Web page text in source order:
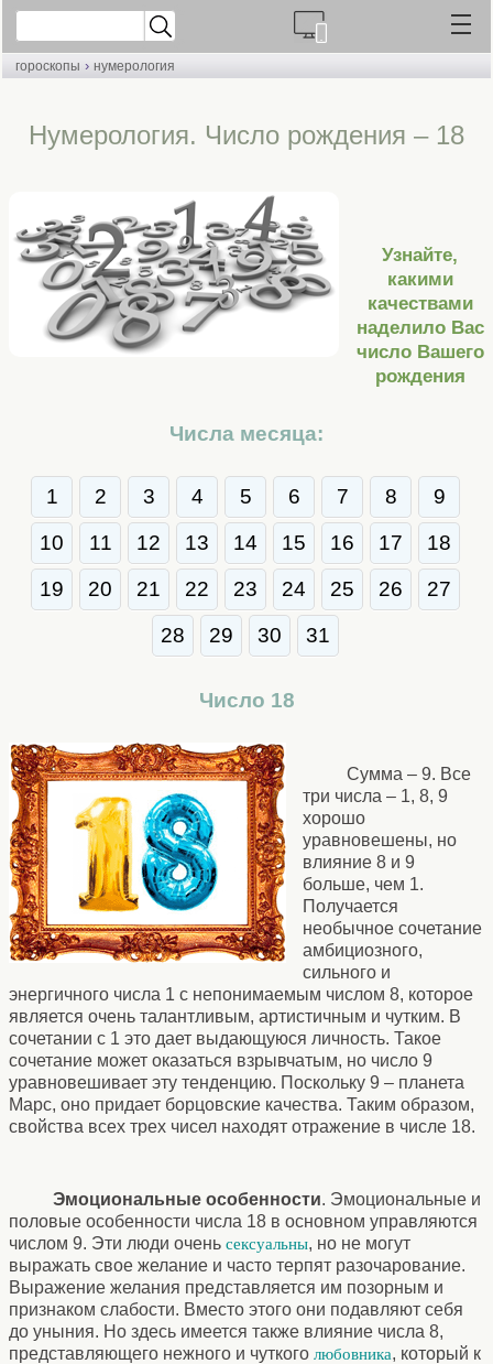
гороскопы › нумерология
Нумерология. Число рождения – 18
Узнайте,
какими
качествами
наделило Вас
число Вашего
рождения
Числа месяца:
1 2 3 4 5 6 7 8
9
10
11 12 13 14 15 16 17
18
19
20 21 22 23 24 25 26
27
28
29 30 31
Число 18
Сумма – 9. Все
три числа – 1, 8, 9
хорошо
уравновешены, но
влияние 8 и 9
больше, чем 1.
Получается
необычное сочетание
амбициозного,
сильного и
энергичного числа 1 с непонимаемым числом 8, которое
является очень талантливым, артистичным и чутким. В
сочетании с 1 это дает выдающуюся личность. Такое
сочетание может оказаться взрывчатым, но число 9
уравновешивает эту тенденцию. Поскольку 9 – планета
Марс, оно придает борцовские качества. Таким образом,
свойства всех трех чисел находят отражение в числе 18.
Эмоциональные особенности. Эмоциональные и
половые особенности числа 18 в основном управляются
числом 9. Эти люди очень сексуальны, но не могут
выражать свое желание и часто терпят разочарование.
Выражение желания представляется им позорным и
признаком слабости. Вместо этого они подавляют себя
до уныния. Но здесь имеется также влияние числа 8,
представляющего нежного и чуткого любовника, который к